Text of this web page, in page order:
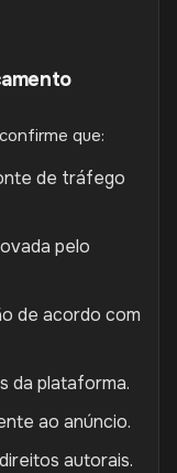
que:
de tráfego
pelo
de acordo com
da plataforma.
ao anúncio.
autorais.